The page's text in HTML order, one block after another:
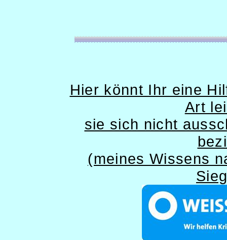
Hier könnt Ihr eine
Art
sie sich nicht
(meines Wissens